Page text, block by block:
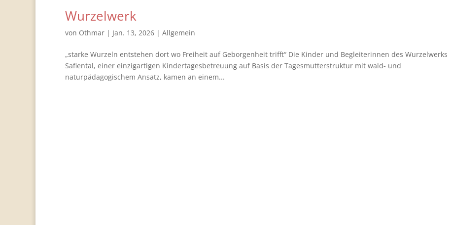
Wurzelwerk
von Othmar | Jan. 13, 2026 | Allgemein
„starke Wurzeln entstehen dort wo Freiheit auf Geborgenheit trifft“ Die Kinder und Begleiterinnen des Wurzelwerks
Safiental, einer einzigartigen Kindertagesbetreuung auf Basis der Tagesmutterstruktur mit wald- und
naturpädagogischem Ansatz, kamen an einem...